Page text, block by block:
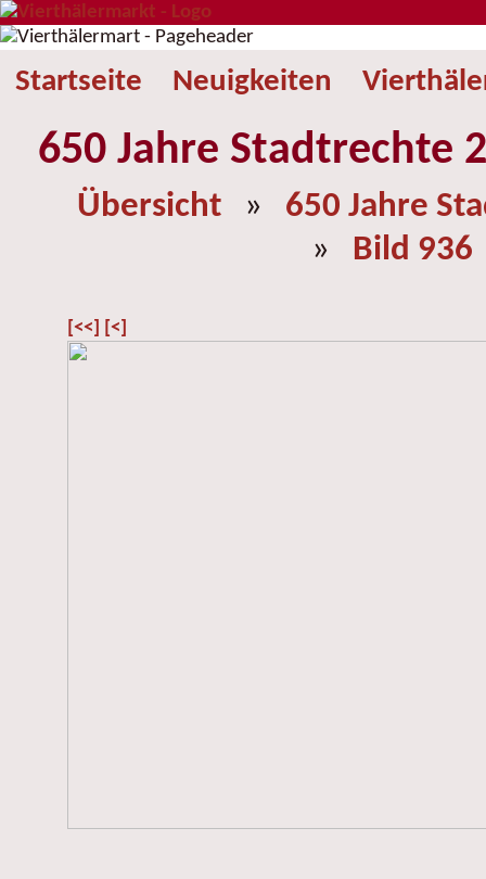
Startseite Neuigkeiten
650 Jahre Stadtrechte
Übersicht » 650 Jahre
» Bild 936
[<<] [<]